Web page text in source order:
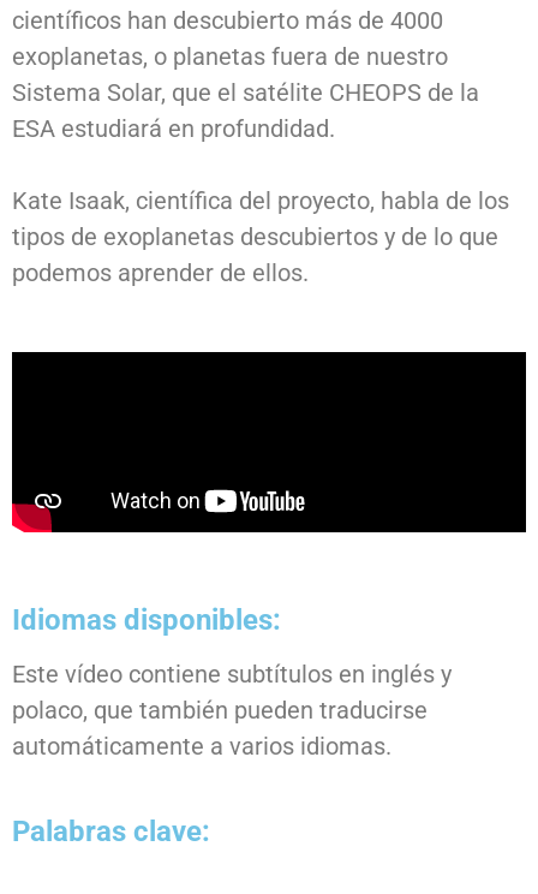
científicos han descubierto más de 4000
exoplanetas, o planetas fuera de nuestro
Sistema Solar, que el satélite CHEOPS de la
ESA estudiará en profundidad.
Kate Isaak, científica del proyecto, habla de los
tipos de exoplanetas descubiertos y de lo que
podemos aprender de ellos.
Idiomas disponibles:
Este vídeo contiene subtítulos en inglés y
polaco, que también pueden traducirse
automáticamente a varios idiomas.
Palabras clave: